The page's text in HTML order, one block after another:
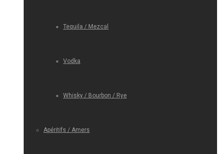
Tequila / Mezcal
Vodka
Whisky / Bourbon / Rye
Apéritifs / Amers